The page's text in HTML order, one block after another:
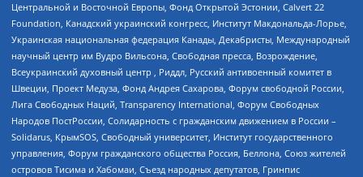
Центральной и Восточной Европы, Фонд Открытой Эстонии, Calvert 22
Foundation, Канадский украинский конгресс, Институт Макдональда-Лорье,
Украинская национальная федерация Канады, Декабристы, Международный
научный центр им Вудро Вильсона, Свободная пресса, Возрождение,
Всеукраинский духовный центр , Риддл, Русский антивоенный комитет в
Швеции, Проект Медуза, Фонд Андрея Сахарова, Форум свободной России,
Лига Свободных Наций, Transparеncy International, Форум Свободных
Народов ПостРоссии, Солидарность с гражданским движением в России –
Solidarus, КрымSOS, Свободный университет, Институт государственного
управления, Форум гражданского общества Россия, Беллона, Союз жителей
островов Тисима и Хабомаи, Съезд народных депутатов, Гринпис